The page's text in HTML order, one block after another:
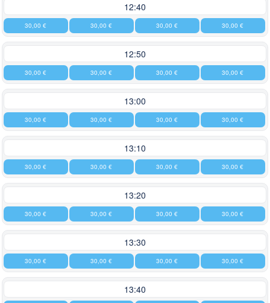
12:40
30,00 € 30,00 € 30,00 € 30,00 €
12:50
30,00 € 30,00 € 30,00 € 30,00 €
13:00
30,00 € 30,00 € 30,00 € 30,00 €
13:10
30,00 € 30,00 € 30,00 € 30,00 €
13:20
30,00 € 30,00 € 30,00 € 30,00 €
13:30
30,00 € 30,00 € 30,00 € 30,00 €
13:40